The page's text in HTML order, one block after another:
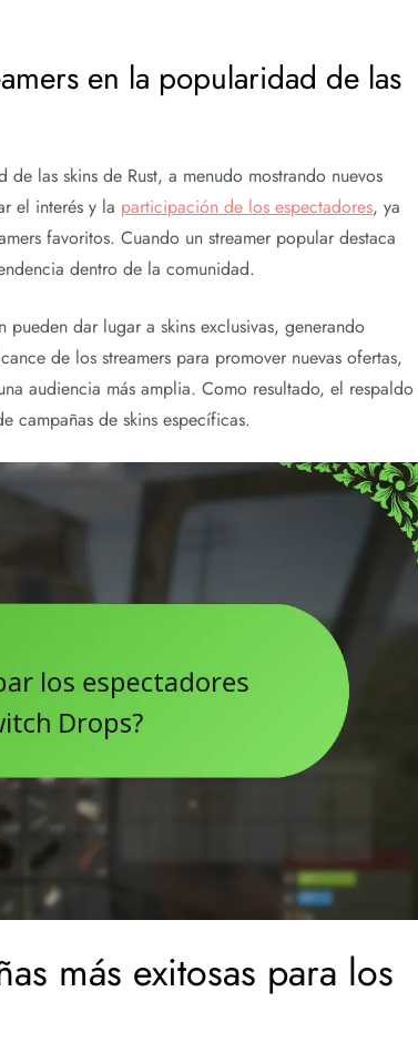
en la popularidad de las
las skins de Rust, a menudo mostrando nuevos
el interés y la participación de los espectadores, ya
favoritos. Cuando un streamer popular destaca
dentro de la comunidad.
pueden dar lugar a skins exclusivas, generando
de los streamers para promover nuevas ofertas,
audiencia más amplia. Como resultado, el respaldo
campañas de skins específicas.
más exitosas para los